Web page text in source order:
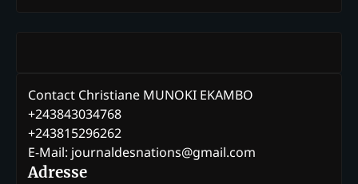
Contact Christiane MUNOKI EKAMBO
+243843034768
+243815296262
E-Mail: journaldesnations@gmail.com
Adresse